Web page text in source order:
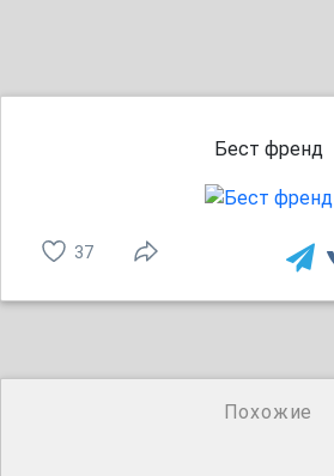
Бест френд
37
Похожие